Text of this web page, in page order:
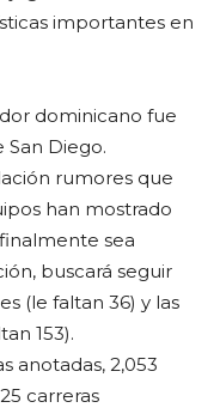
importantes en
dominicano fue
San Diego.
rumores que
han mostrado
sea
buscará seguir
(le faltan 36) y las
153).
anotadas, 2,053
carreras